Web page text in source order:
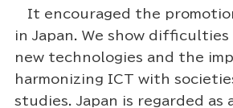
It encouraged the
in Japan. We show
new technologies and the
harmonizing ICT with
studies. Japan is regarded as